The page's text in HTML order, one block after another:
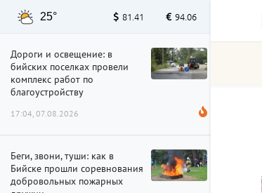
25° 81.41 94.06
Дороги и освещение: в
бийских поселках провели
комплекс работ по
благоустройству
17:04, 07.08.2026
Беги, звони, туши: как в
Бийске прошли соревнования
добровольных пожарных